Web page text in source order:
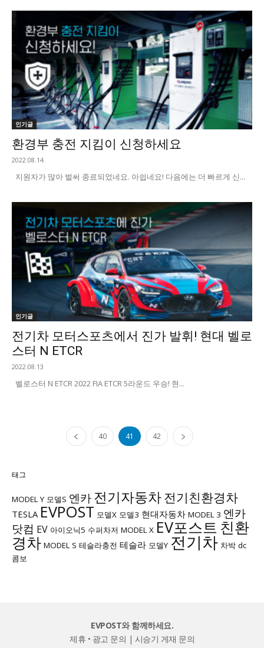
인기글
환경부 충전 지킴이 신청하세요
2022.08.14
지원자가 많아 벌써 종료되었네요. 아쉽네요! 다음에는 더 빠르게 신...
인기글
전기차 모터스포츠에서 진가 발휘! 현대 벨로
스터 N ETCR
2022.08.13
벨로스터 N ETCR 2022 FIA ETCR 5라운드 우승! 현...
40 41 42
태그
MODEL Y 모델S 엔카 전기자동차전기친환경차
TESLA EVPOST 모델X 모델3 현대자동차 MODEL 3 엔카
닷컴 EV 아이오닉5 수퍼차저 MODEL X EV포스트 친환
경차 MODEL S 테슬라충전 테슬라 모델Y 전기차 차박 dc
콤보
EVPOST와 함께하세요.
제휴 • 광고 문의 | 시승기 게재 문의